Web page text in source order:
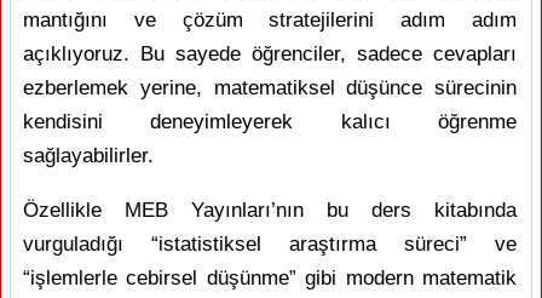
mantığını ve çözüm stratejilerini adım adım
açıklıyoruz. Bu sayede öğrenciler, sadece cevapları
ezberlemek yerine, matematiksel düşünce sürecinin
kendisini deneyimleyerek kalıcı öğrenme
sağlayabilirler.
Özellikle MEB Yayınları’nın bu ders kitabında
vurguladığı “istatistiksel araştırma süreci” ve
“işlemlerle cebirsel düşünme” gibi modern matematik